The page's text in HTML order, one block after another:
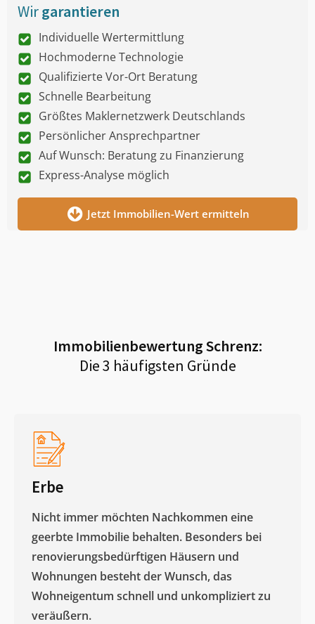
Wirgarantieren
Individuelle Wertermittlung
Hochmoderne Technologie
Qualifizierte Vor-Ort Beratung
Schnelle Bearbeitung
Größtes Maklernetzwerk Deutschlands
Persönlicher Ansprechpartner
Auf Wunsch: Beratung zu Finanzierung
Express-Analyse möglich
Jetzt Immobilien-Wert ermitteln
ImmobilienbewertungSchrenz:
Die 3 häufigsten Gründe
Erbe
Nicht immer möchten Nachkommen eine
geerbte Immobilie behalten. Besonders bei
renovierungsbedürftigen Häusern und
Wohnungen besteht der Wunsch, das
Wohneigentum schnell und unkompliziert zu
veräußern. ​